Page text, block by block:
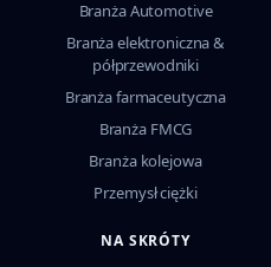
Branża Automotive
Branża elektroniczna &
półprzewodniki
Branża farmaceutyczna
Branża FMCG
Branża kolejowa
Przemysł ciężki
NA SKRÓTY